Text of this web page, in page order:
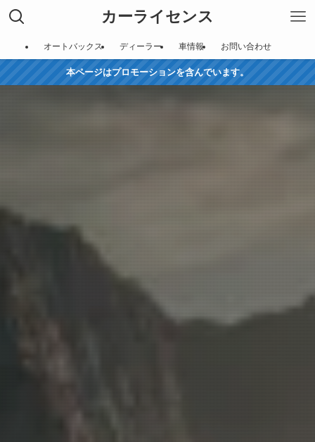
カーライセンス
オートバックス ディーラー 車情報 お問い合わせ
本ページはプロモーションを含んでいます。